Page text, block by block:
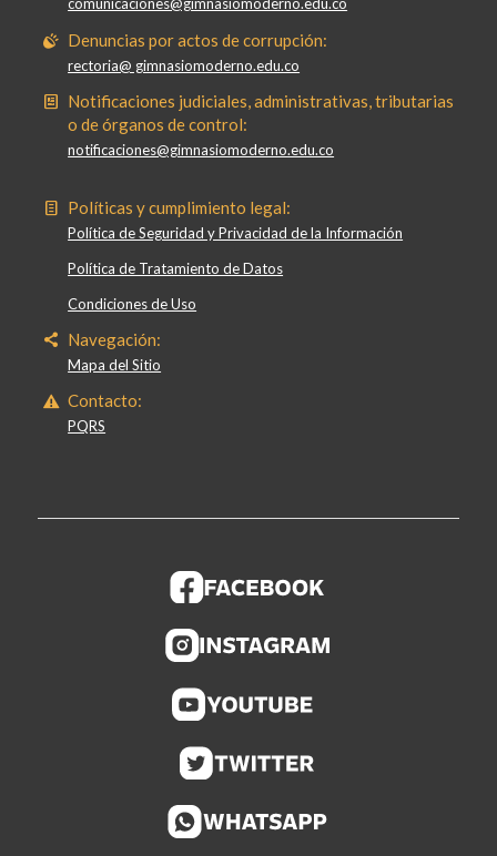
comunicaciones@gimnasiomoderno.edu.co
Denuncias por actos de corrupción:
rectoria@ gimnasiomoderno.edu.co
Notificaciones judiciales, administrativas, tributarias
o de órganos de control:
notificaciones@gimnasiomoderno.edu.co
Políticas y cumplimiento legal:
Política de Seguridad y Privacidad de la Información
Política de Tratamiento de Datos
Condiciones de Uso
Navegación:
Mapa del Sitio
Contacto:
PQRS